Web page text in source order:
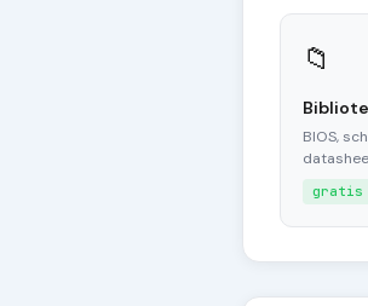
📁
BIOS,
gratis